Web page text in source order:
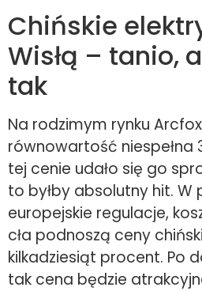
Chińskie
Wisłą – tanio,
tak
Na rodzimym rynku
równowartość niespełna
tej cenie udało się go
to byłby absolutny hit. W
europejskie regulacje,
cła podnoszą ceny
kilkadziesiąt procent. Po
tak cena będzie